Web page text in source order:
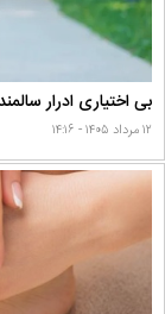
بی اختیاری ادرار
۱۲ مرداد ۱۴۰۵ - ۱۴:۱۶